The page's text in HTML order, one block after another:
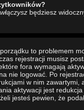
włączysz będziesz
to problemem
rejestracji musisz
fora wymagają
nie logować. Po
w nim zawartymi,
aktywacji jest
jesteś pewien, że